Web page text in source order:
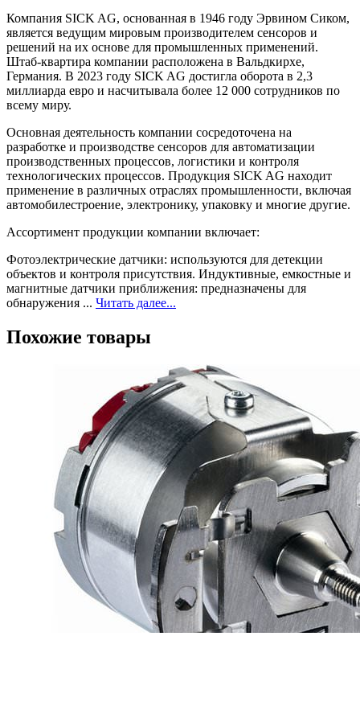
Компания SICK AG, основанная в 1946 году Эрвином Сиком,
является ведущим мировым производителем сенсоров и
решений на их основе для промышленных применений.
Штаб-квартира компании расположена в Вальдкирхе,
Германия. В 2023 году SICK AG достигла оборота в 2,3
миллиарда евро и насчитывала более 12 000 сотрудников по
всему миру.
Основная деятельность компании сосредоточена на
разработке и производстве сенсоров для автоматизации
производственных процессов, логистики и контроля
технологических процессов. Продукция SICK AG находит
применение в различных отраслях промышленности, включая
автомобилестроение, электронику, упаковку и многие другие.
Ассортимент продукции компании включает:
Фотоэлектрические датчики: используются для детекции
объектов и контроля присутствия. Индуктивные, емкостные и
магнитные датчики приближения: предназначены для
обнаружения ... Читать далее...
Похожие товары